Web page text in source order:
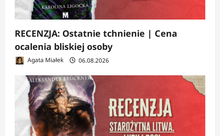
RECENZJA: Ostatnie tchnienie | Cena
ocalenia bliskiej osoby
Agata Miałek 06.08.2026